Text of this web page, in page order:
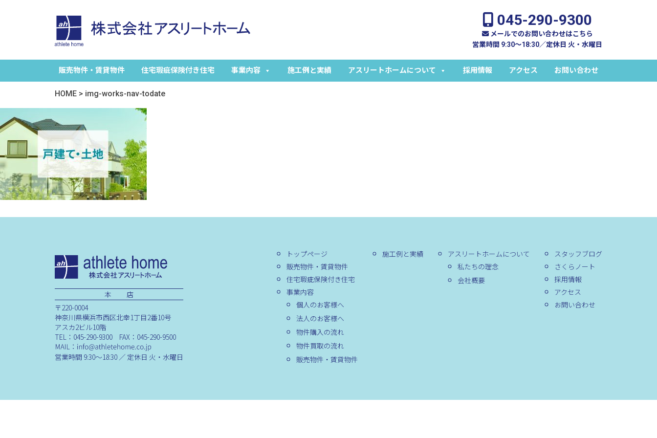
045-290-9300
メールでのお問い合わせはこちら
営業時間 9:30～18:30／定休日 火・水曜日
販売物件・賃貸物件 住宅瑕疵保険付き住宅 事業内容 施工例と実績 アスリートホームについて 採用情報 アクセス お問い合わせ
HOME > img-works-nav-todate
本 店
〒220-0004
神奈川県横浜市西区北幸1丁目2番10号
アスカ2ビル10階
TEL：045-290-9300 FAX：045-290-9500
営業時間 9:30～18:30 ／ 定休日 火・水曜日
トップページ
販売物件・賃貸物件
住宅瑕疵保険付き住宅
事業内容
個人のお客様へ
法人のお客様へ
物件購入の流れ
物件買取の流れ
販売物件・賃貸物件
施工例と実績
アスリートホームについて
私たちの理念
会社概要
スタッフブログ
さくらノート
採用情報
アクセス
お問い合わせ